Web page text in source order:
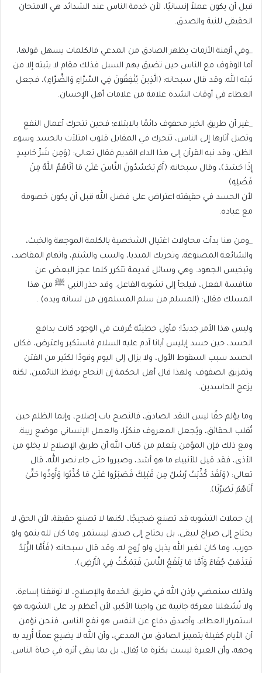
قبل أن يكون عملاً إنسانيًا، لأن خدمة الناس عند الشدائد هي الامتحان
الحقيقي للنية والصدق.
_وفي أزمنة الأزمات يظهر الصادق من المدعي فالكلمات يسهل قولها،
أما الوقوف مع الناس حين تضيق بهم السبل فذلك مقام لا يثبته إلا من
ثبته الله. وقد قال سبحانه: ﴿الَّذِينَ يُنْفِقُونَ فِي السَّرَّاءِ وَالضَّرَّاءِ﴾، فجعل
العطاء في أوقات الشدة علامة من علامات أهل الإحسان.
_غير أن طريق الخير محفوف دائمًا بالابتلاء؛ فحين تتحرك أعمال النفع
وتصل آثارها إلى الناس، تتحرك في المقابل قلوب امتلأت بالحسد وسوء
الظن. وقد نبه القرآن إلى هذا الداء القديم فقال تعالى: ﴿وَمِن شَرِّ حَاسِدٍ
إِذَا حَسَدَ﴾، وقال سبحانه: ﴿أَمْ يَحْسُدُونَ النَّاسَ عَلَىٰ مَا آتَاهُمُ اللَّهُ مِنْ
فَضْلِهِ﴾
لأن الحسد في حقيقته اعتراض على فضل الله قبل أن يكون خصومة
مع عباده.
_ومن هنا بدأت محاولات اغتيال الشخصية بالكلمة الموجهة والخبث،
والشائعة المصنوعة، وتحريك الميديا، والسب والشتم، واتهام المقاصد،
وتبخيس الجهود. وهي وسائل قديمة تتكرر كلما عجز البعض عن
منافسة الفعل، فيلجأ إلى تشويه الفاعل. وقد حذر النبي ﷺ من هذا
المسلك فقال: (المسلم من سلم المسلمون من لسانه ويده) .
وليس هذا الأمر جديدًا؛ فأول خطيئة عُرفت في الوجود كانت بدافع
الحسد، حين حسد إبليس أبانا آدم عليه السلام فاستكبر واعترض، فكان
الحسد سبب السقوط الأول، ولا يزال إلى اليوم وقودًا لكثير من الفتن
وتمزيق الصفوف. ولهذا قال أهل الحكمة إن النجاح يوقظ النائمين، لكنه
يزعج الحاسدين.
وما يؤلم حقًا ليس النقد الصادق، فالنصح باب إصلاح، وإنما الظلم حين
تُقلب الحقائق، ويُجعل المعروف منكرًا، والعمل الإنساني موضع ريبة.
ومع ذلك فإن المؤمن يتعلم من كتاب الله أن طريق الإصلاح لا يخلو من
الأذى، فقد قيل للأنبياء ما هو أشد، وصبروا حتى جاء نصر الله، قال
تعالى: ﴿وَلَقَدْ كُذِّبَتْ رُسُلٌ مِن قَبْلِكَ فَصَبَرُوا عَلَىٰ مَا كُذِّبُوا وَأُوذُوا حَتَّىٰ
أَتَاهُمْ نَصْرُنَا﴾.
إن حملات التشويه قد تصنع ضجيجًا، لكنها لا تصنع حقيقة، لأن الحق لا
يحتاج إلى صراخ ليبقى، بل يحتاج إلى صدق ليستمر. وما كان لله ينمو ولو
حورب، وما كان لغير الله يذبل ولو رُوج له، وقد قال سبحانه: ﴿فَأَمَّا الزَّبَدُ
فَيَذْهَبُ جُفَاءً وَأَمَّا مَا يَنْفَعُ النَّاسَ فَيَمْكُثُ فِي الْأَرْضِ﴾.
ولذلك سنمضي بإذن الله في طريق الخدمة والإصلاح، لا توقفنا إساءة،
ولا تُشغلنا معركة جانبية عن واجبنا الأكبر، لأن أعظم رد على التشويه هو
استمرار العطاء، وأصدق دفاع عن النفس هو نفع الناس. فنحن نؤمن
أن الأيام كفيلة بتمييز الصادق من المدعي، وأن الله لا يضيع عملًا أُريد به
وجهه، وأن العبرة ليست بكثرة ما يُقال، بل بما يبقى أثره في حياة الناس.